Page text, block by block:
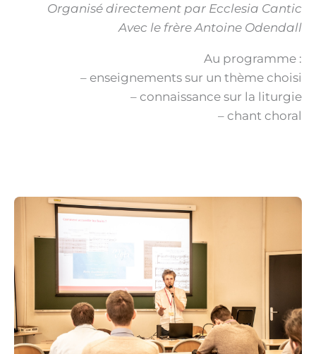
Organisé directement par Ecclesia Cantic
Avec le frère Antoine Odendall
Au programme :
– enseignements sur un thème choisi
– connaissance sur la liturgie
– chant choral